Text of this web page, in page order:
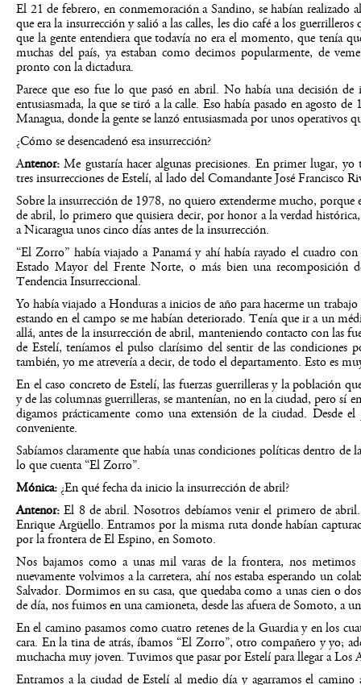
El 21 de febrero, en conmemoración a Sandino, se habían realizado
que era la insurrección y salió a las calles, les dio café a los
que la gente entendiera que todavía no era el momento, que tenía
muchas del país, ya estaban como decimos popularmente, de
pronto con la dictadura.
Parece que eso fue lo que pasó en abril. No había una decisión
entusiasmada, la que se tiró a la calle. Eso había pasado en agosto
Managua, donde la gente se lanzó entusiasmada por unos operativos
¿Cómo se desencadenó esa insurrección?
Antenor:Me gustaría hacer algunas precisiones. En primer lugar,
tres insurrecciones de Estelí, al lado del Comandante José Francisco
Sobre la insurrección de 1978, no quiero extenderme mucho, porque
de abril, lo primero que quisiera decir, por honor a la verdad
a Nicaragua unos cinco días antes de la insurrección.
“El Zorro” había viajado a Panamá y ahí había rayado el cuadro
Estado Mayor del Frente Norte, o más bien una recomposición
Tendencia Insurreccional.
Yo había viajado a Honduras a inicios de año para hacerme un
estando en el campo se me habían deteriorado. Tenía que ir a un
allá, antes de la insurrección de abril, manteniendo contacto con las
de Estelí, teníamos el pulso clarísimo del sentir de las condiciones
también, yo me atrevería a decir, de todo el departamento. Esto es
En el caso concreto de Estelí, las fuerzas guerrilleras y la población
y de las columnas guerrilleras, se mantenían, no en la ciudad, pero sí
digamos prácticamente como una extensión de la ciudad. Desde
conveniente.
Sabíamos claramente que había unas condiciones políticas dentro de
lo que cuenta “El Zorro”.
Mónica:¿En qué fecha da inicio la insurrección de abril?
Antenor:El 8 de abril. Nosotros debíamos venir el primero de
Enrique Argüello. Entramos por la misma ruta donde habían
por la frontera de El Espino, en Somoto.
Nos bajamos como a unas mil varas de la frontera, nos metimos
nuevamente volvimos a la carretera, ahí nos estaba esperando un
Salvador. Dormimos en su casa, que quedaba como a unas cien o
de día, nos fuimos en una camioneta, desde las afuera de Somoto, a
En el camino pasamos como cuatro retenes de la Guardia y en los
cara. En la tina de atrás, íbamos “El Zorro”, otro compañero y yo;
muchacha muy joven. Tuvimos que pasar por Estelí para llegar a Los
Entramos a la ciudad de Estelí al medio día y agarramos el